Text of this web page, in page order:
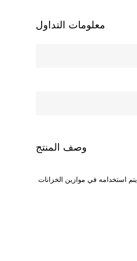
معلومات التداول
وصف المنتج
يتم استخدامه في موازين الخزانات